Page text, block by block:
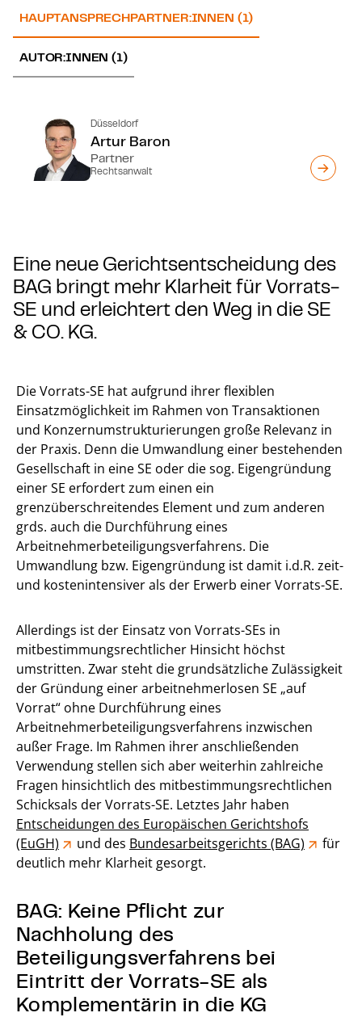
HAUPTANSPRECHPARTNER:INNEN (1)
AUTOR:INNEN (1)
Düsseldorf
Artur Baron
Partner
Rechtsanwalt
Eine neue Gerichtsentscheidung des
BAG bringt mehr Klarheit für Vorrats-
SE und erleichtert den Weg in die SE
& CO. KG.
Die Vorrats-SE hat aufgrund ihrer flexiblen
Einsatzmöglichkeit im Rahmen von Transaktionen
und Konzernumstrukturierungen große Relevanz in
der Praxis. Denn die Umwandlung einer bestehenden
Gesellschaft in eine SE oder die sog. Eigengründung
einer SE erfordert zum einen ein
grenzüberschreitendes Element und zum anderen
grds. auch die Durchführung eines
Arbeitnehmerbeteiligungsverfahrens. Die
Umwandlung bzw. Eigengründung ist damit i.d.R. zeit-
und kostenintensiver als der Erwerb einer Vorrats-SE.
Allerdings ist der Einsatz von Vorrats-SEs in
mitbestimmungsrechtlicher Hinsicht höchst
umstritten. Zwar steht die grundsätzliche Zulässigkeit
der Gründung einer arbeitnehmerlosen SE „auf
Vorrat“ ohne Durchführung eines
Arbeitnehmerbeteiligungsverfahrens inzwischen
außer Frage. Im Rahmen ihrer anschließenden
Verwendung stellen sich aber weiterhin zahlreiche
Fragen hinsichtlich des mitbestimmungsrechtlichen
Schicksals der Vorrats-SE. Letztes Jahr haben
Entscheidungen des Europäischen Gerichtshofs
(EuGH)
und des Bundesarbeitsgerichts (BAG)
für
deutlich mehr Klarheit gesorgt.
BAG: Keine Pflicht zur
Nachholung des
Beteiligungsverfahrens bei
Eintritt der Vorrats-SE als
Komplementärin in die KG